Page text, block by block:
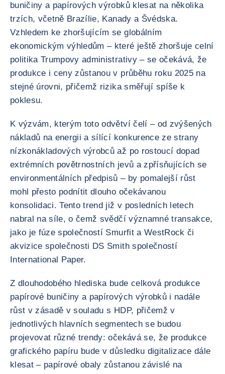
buničiny a papírových výrobků klesat na několika
trzích, včetně Brazílie, Kanady a Švédska.
Vzhledem ke zhoršujícím se globálním
ekonomickým výhledům – které ještě zhoršuje celní
politika Trumpovy administrativy – se očekává, že
produkce i ceny zůstanou v průběhu roku 2025 na
stejné úrovni, přičemž rizika směřují spíše k
poklesu.
K výzvám, kterým toto odvětví čelí – od zvýšených
nákladů na energii a sílící konkurence ze strany
nízkonákladových výrobců až po rostoucí dopad
extrémních povětrnostních jevů a zpřísňujících se
environmentálních předpisů – by pomalejší růst
mohl přesto podnítit dlouho očekávanou
konsolidaci. Tento trend již v posledních letech
nabral na síle, o čemž svědčí významné transakce,
jako je fúze společností Smurfit a WestRock či
akvizice společnosti DS Smith společností
International Paper.
Z dlouhodobého hlediska bude celková produkce
papírové buničiny a papírových výrobků i nadále
růst v zásadě v souladu s HDP, přičemž v
jednotlivých hlavních segmentech se budou
projevovat různé trendy: očekává se, že produkce
grafického papíru bude v důsledku digitalizace dále
klesat – papírové obaly zůstanou závislé na